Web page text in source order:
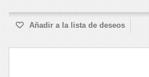
Añadir a la lista de deseos